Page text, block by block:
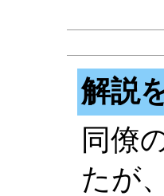
解説
同僚
たが